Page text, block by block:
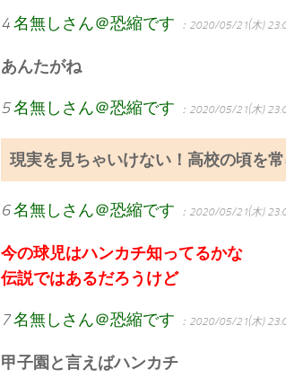
4名無しさん＠恐縮です ：2020/05/21(木)
あんたがね
5名無しさん＠恐縮です ：2020/05/21(木)
現実を見ちゃいけない！高校の頃を
6名無しさん＠恐縮です ：2020/05/21(木)
今の球児はハンカチ知ってるかな
伝説ではあるだろうけど
7名無しさん＠恐縮です ：2020/05/21(木)
甲子園と言えばハンカチ